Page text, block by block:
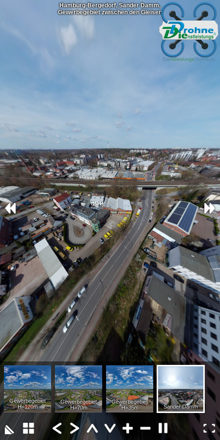
Gewerbegebiet
H=120m
Gewerbegebiet
H=70m
Gewerbegebiet
H=35m
Sander Damm
Hamburg-Bergedorf, Sander Damm,
Gewerbegebiet zwischen den Gleisen